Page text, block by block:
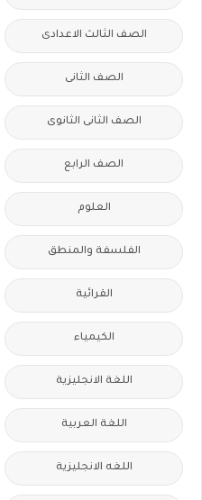
الصف الثالث الاعدادى
الصف الثانى
الصف الثانى الثانوى
الصف الرابع
العلوم
الفلسفة والمنطق
القرائية
الكيمياء
اللغة الانجليزية
اللغة العربية
اللغه الانجليزية